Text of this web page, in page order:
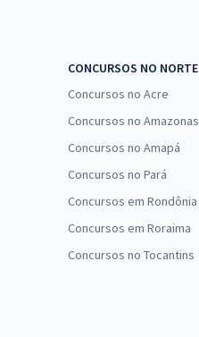
CONCURSOS NO NORTE
Concursos no Acre
Concursos no Amazonas
Concursos no Amapá
Concursos no Pará
Concursos em Rondônia
Concursos em Roraima
Concursos no Tocantins